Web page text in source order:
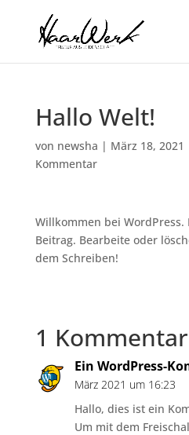
Hallo Welt!
von newsha | März 18, 2021
Kommentar
Willkommen bei
Beitrag. Bearbeite oder
dem Schreiben!
1 Kommentar
Ein WordPress-
März 2021 um 16:23
Hallo, dies ist ein
Um mit dem